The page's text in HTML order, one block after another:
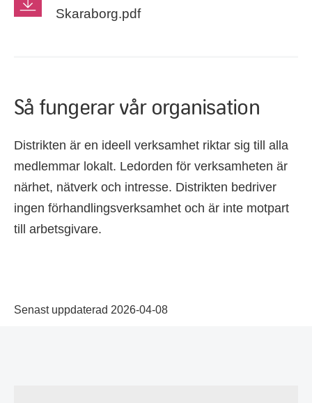
Skaraborg.pdf
Så fungerar vår organisation
Distrikten är en ideell verksamhet riktar sig till alla
medlemmar lokalt. Ledorden för verksamheten är
närhet, nätverk och intresse. Distrikten bedriver
ingen förhandlingsverksamhet och är inte motpart
till arbetsgivare.
Senast uppdaterad 2026-04-08